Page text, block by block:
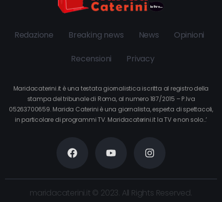
Redazione Breaking news News Opinioni
Recensioni Privacy
Maridacaterini.it è una testata giornalistica iscritta al registro della
stampa del tribunale di Roma, al numero 187/2015 – P.Iva
05263700659. Marida Caterini è una giornalista, esperta di spettacoli,
in particolare di programmi TV. Maridacaterini.it la TV e non solo…’
maridacaterini.it © 2023. All Rights Reserved.